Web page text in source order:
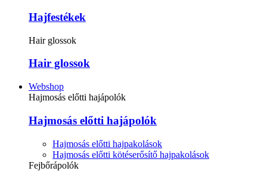
Hajfestékek
Hair glossok
Hair glossok
Webshop
Hajmosás előtti hajápolók
Hajmosás előtti hajápolók
Hajmosás előtti hajpakolások
Hajmosás előtti kötéserősítő hajpakolások
Fejbőrápolók